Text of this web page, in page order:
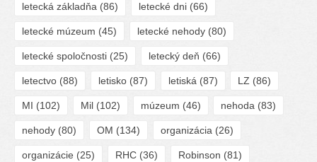
letecká základňa (86) letecké dni(66)
letecké múzeum (45) letecké nehody(80)
letecké spoločnosti (25) letecký deň (66)
letectvo (88) letisko(87) letiská (87) LZ (86)
MI (102) Mil(102) múzeum (46) nehoda (83)
nehody (80) OM (134) organizácia (26)
organizácie (25) RHC(36) Robinson (81)